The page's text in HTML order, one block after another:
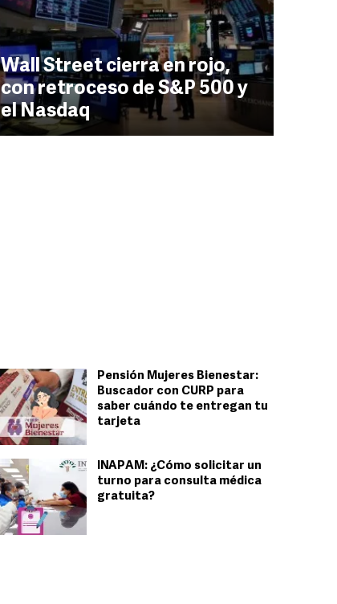
Wall Street cierra en rojo,
con retroceso de S&P 500 y
el Nasdaq
Pensión Mujeres Bienestar:
Buscador con CURP para
saber cuándo te entregan tu
tarjeta
INAPAM: ¿Cómo solicitar un
turno para consulta médica
gratuita?